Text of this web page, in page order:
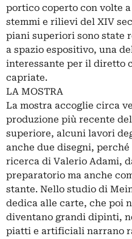
portico coperto con volte
stemmi e rilievi del XIV
piani superiori sono state
a spazio espositivo, una
interessante per il diretto
capriate.
LA MOSTRA
La mostra accoglie circa
produzione più recente
superiore, alcuni lavori
anche due disegni,
ricerca di Valerio Adami,
preparatorio ma anche
stante. Nello studio di
dedica alle carte, che poi
diventano grandi dipinti,
piatti e artificiali narrano